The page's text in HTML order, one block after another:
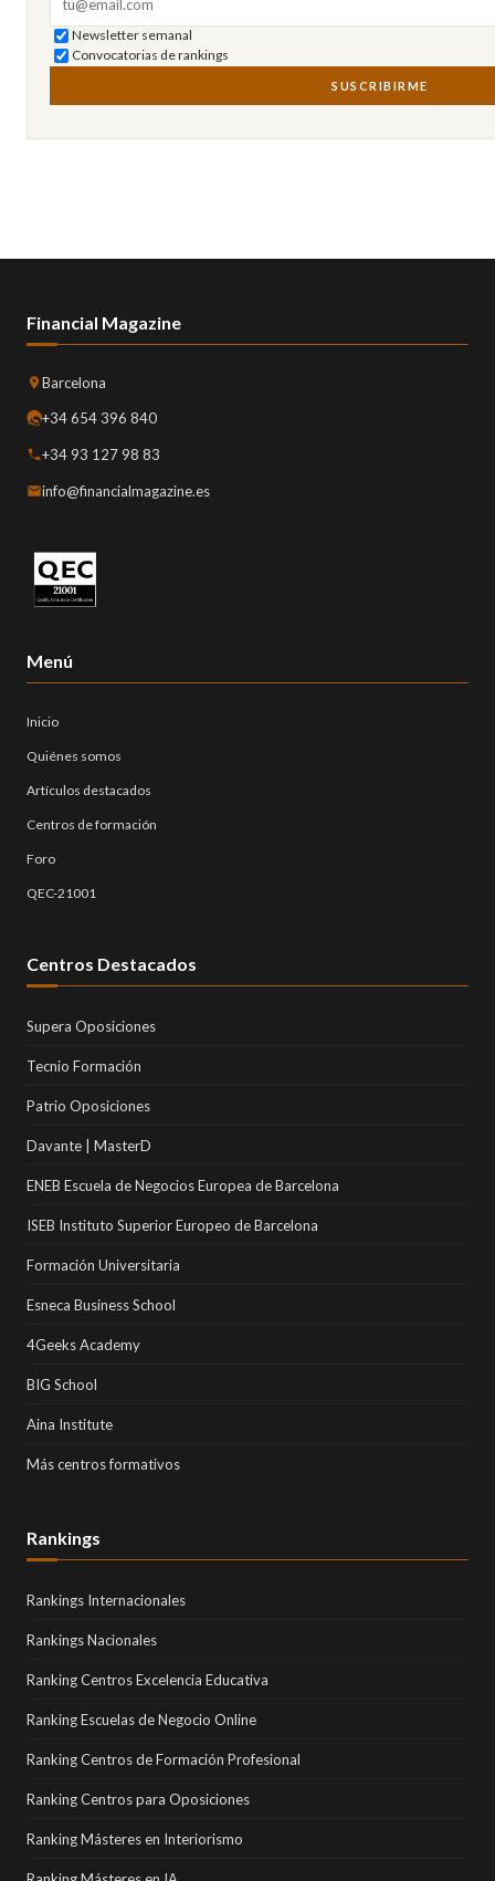
Newsletter semanal
Convocatorias de rankings
SUSCRIBIRME
Financial Magazine
Barcelona
+34 654 396 840
+34 93 127 98 83
info@financialmagazine.es
Menú
Inicio
Quiénes somos
Artículos destacados
Centros de formación
Foro
QEC-21001
Centros Destacados
Supera Oposiciones
Tecnio Formación
Patrio Oposiciones
Davante | MasterD
ENEB Escuela de Negocios Europea de Barcelona
ISEB Instituto Superior Europeo de Barcelona
Formación Universitaria
Esneca Business School
4Geeks Academy
BIG School
Aina Institute
Más centros formativos
Rankings
Rankings Internacionales
Rankings Nacionales
Ranking Centros Excelencia Educativa
Ranking Escuelas de Negocio Online
Ranking Centros de Formación Profesional
Ranking Centros para Oposiciones
Ranking Másteres en Interiorismo